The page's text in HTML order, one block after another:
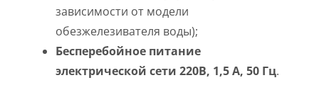
зависимости от модели
обезжелезивателя воды);
Бесперебойное питание
электрической сети 220В, 1,5 А, 50 Гц.